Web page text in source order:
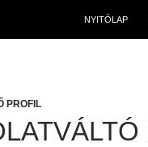
NYITÓLAP
PROFIL